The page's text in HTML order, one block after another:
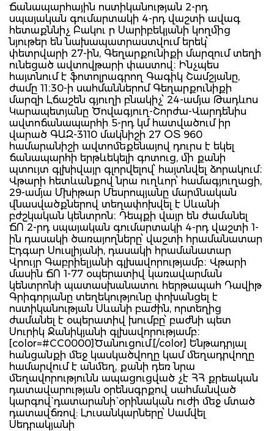
Ճանապարհային ոստիկանության 2-րդ
սպայական գումարտակի 4-րդ վաշտի ավագ
հետաքննիչ Բակու ր Սարիբեկյանի կողմից
նյութեր են նախապատրաստվում երեկ՝
փետրվարի 27-ին, Գեղարքունիքի մարզում տեղի
ունեցած ավտովթարի փաստով։ Ինչպես
հայտնում է ֆոտոլրագրող Գագիկ Շամշյանը,
ժամը 11։30-ի սահմաններոմ Գեղարքունիքի
մարզի Լճաշեն գյուղի բնակիչ՝ 24-ամյա Թադևոս
Կարապետյանը Ծովագյուղ-Շորժա-Վարդենիս
ավտոճանապարհի 5-րդ կմ հատվածում իր
վարած ԳԱԶ-3110 մակնիշի 27 ՕՏ 960
համարանիշի ավտոմեքենայով դուրս է եկել
ճանապարհի երթևեկելի գոտուց, մի քանի
պտույտ գլխիվայր գլորվելով՝ հայտնվել ձորակում։
Վթարի հետևանքով նրա ուղևոր՝ համագյուղացի,
29-ամյա Մխիթար Մեսրոպյանը մարմնական
վնասվածքներով տեղափոխվել է Սևանի
բժշկական կենտրոն։ Դեպքի վայր են ժամանել
ՃՈ 2-րդ սպայական գումարտակի 4-րդ վաշտի 1-
ին դասակի ծառայողները՝ վաշտի հրամանատար
Էդգար Սուսլիյանի, դասակի հրամանատար
Վրույր Գաբրիելյանի գլխավորությամբ։ Վթարի
մասին ՃՈ 1-77 օպերատիվ կառավարման
կենտրոնի պատասխանատու հերթապահ Դավիթ
Գրիգորյանը տեղեկությունը փոխանցել է
ոստիկանության Սևանի բաժին, որտեղից
ժամանել է օպերատիվ խումբը՝ բաժնի պետ
Սուրիկ Ջանիկյանի գլխավորությամբ։
[color=#CC0000]Ծանուցում.[/color] Ենթադրյալ
հանցանքի մեջ կասկածվողը կամ մեղադրվողը
համարվում է անմեղ, քանի դեռ նրա
մեղավորությունն ապացուցված չէ ՀՀ քրեական
դատավարության օրենսգրքով սահմանված
կարգով` դատարանի` օրինական ուժի մեջ մտած
դատավճռով: Լուսանկարները՝ Սամվել
Սեդրակյանի